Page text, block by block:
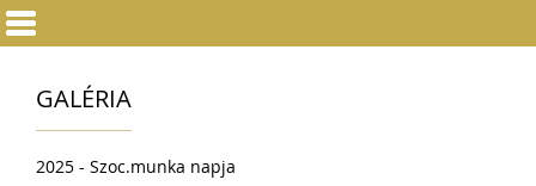
GALÉRIA
2025 - Szoc.munka napja